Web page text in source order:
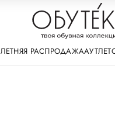
ЛЕТНЯЯ РАСПРОДАЖААУТЛЕТ